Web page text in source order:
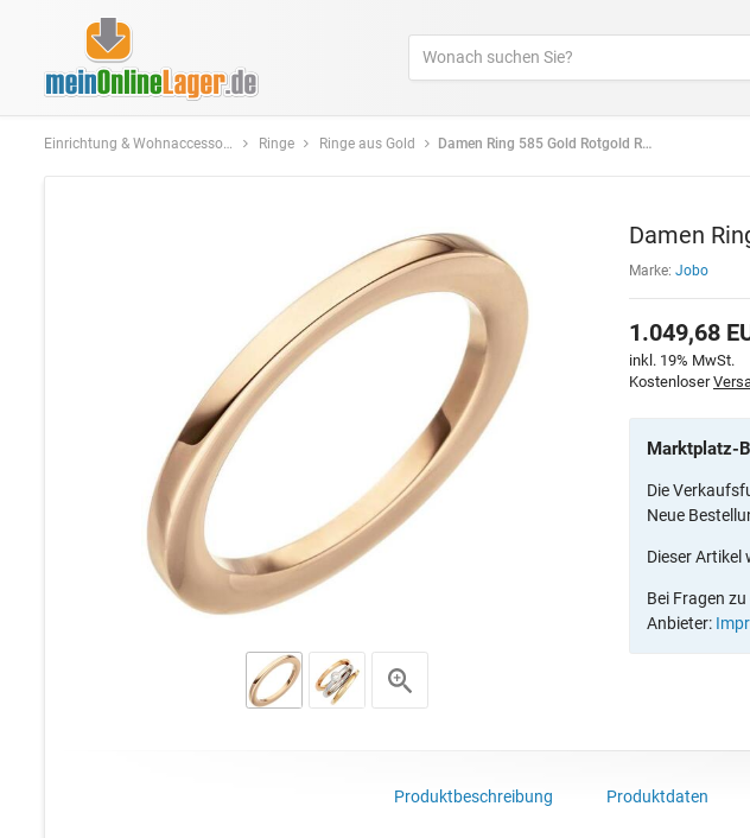
Einrichtung & Wohnaccessoires Ringe Ringe aus Gold Damen Ring 585 Gold Rotgold Rotgoldring (Größe: 56)
Damen
Marke: Jobo
1.049,68
inkl. 19% MwSt.
Kostenloser
Marktplatz-
Die
Neue
Dieser Artikel
Bei Fragen
Anbieter:
Produktbeschreibung Produktdaten